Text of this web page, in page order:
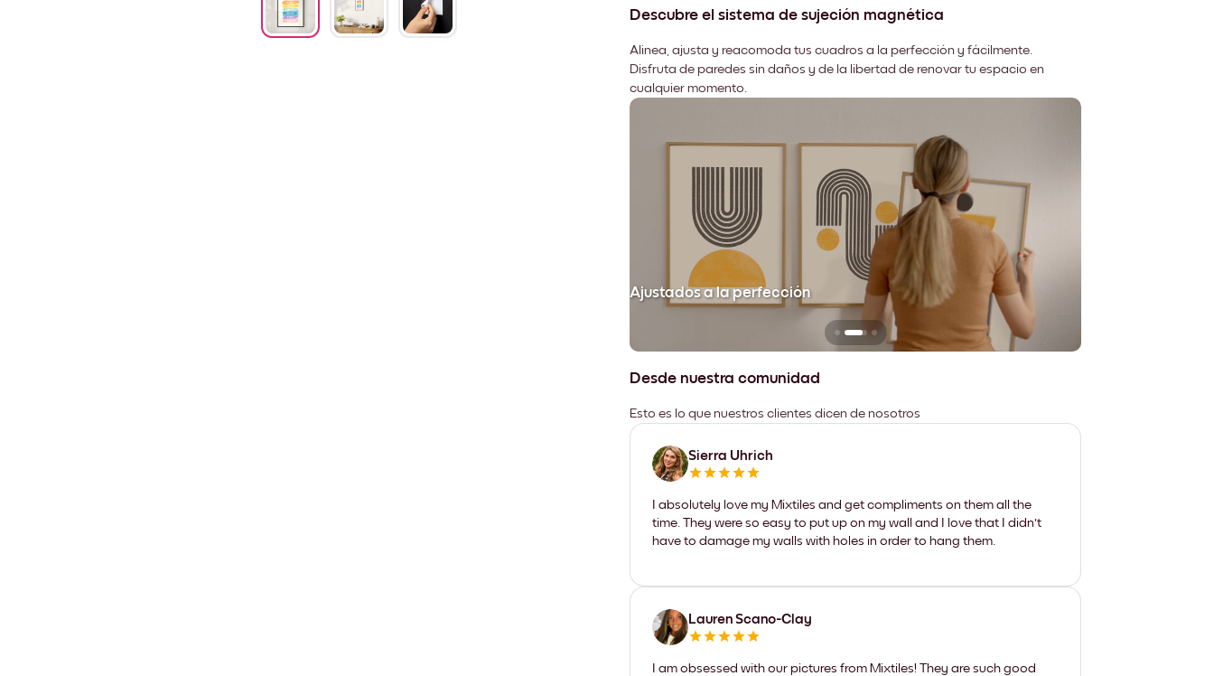
Descubre el sistema de sujeción magnética
Alinea, ajusta y reacomoda tus cuadros a la perfección y fácilmente.
Disfruta de paredes sin daños y de la libertad de renovar tu espacio en
cualquier momento.
Ajustados a la perfección
Desde nuestra comunidad
Esto es lo que nuestros clientes dicen de nosotros
Sierra Uhrich
I absolutely love my Mixtiles and get compliments on them all the
time. They were so easy to put up on my wall and I love that I didn't
have to damage my walls with holes in order to hang them.
Lauren Scano-Clay
I am obsessed with our pictures from Mixtiles! They are such good